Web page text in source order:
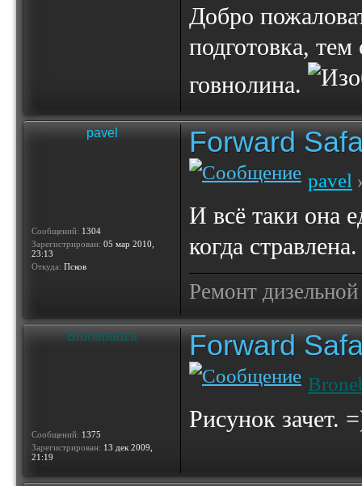
Добро
подготовка,
говнолина.
pavel
Сообщений: 1304
Зарегистрирован: 05 мар 2010,
23:13
Откуда: Псков
Forward
pavel
И всё таки она
когда стравлена.
Ремонт
Bronebadza
Сообщений: 1375
Зарегистрирован: 13 дек 2009,
21:19
Forward
Рисунок зачет.